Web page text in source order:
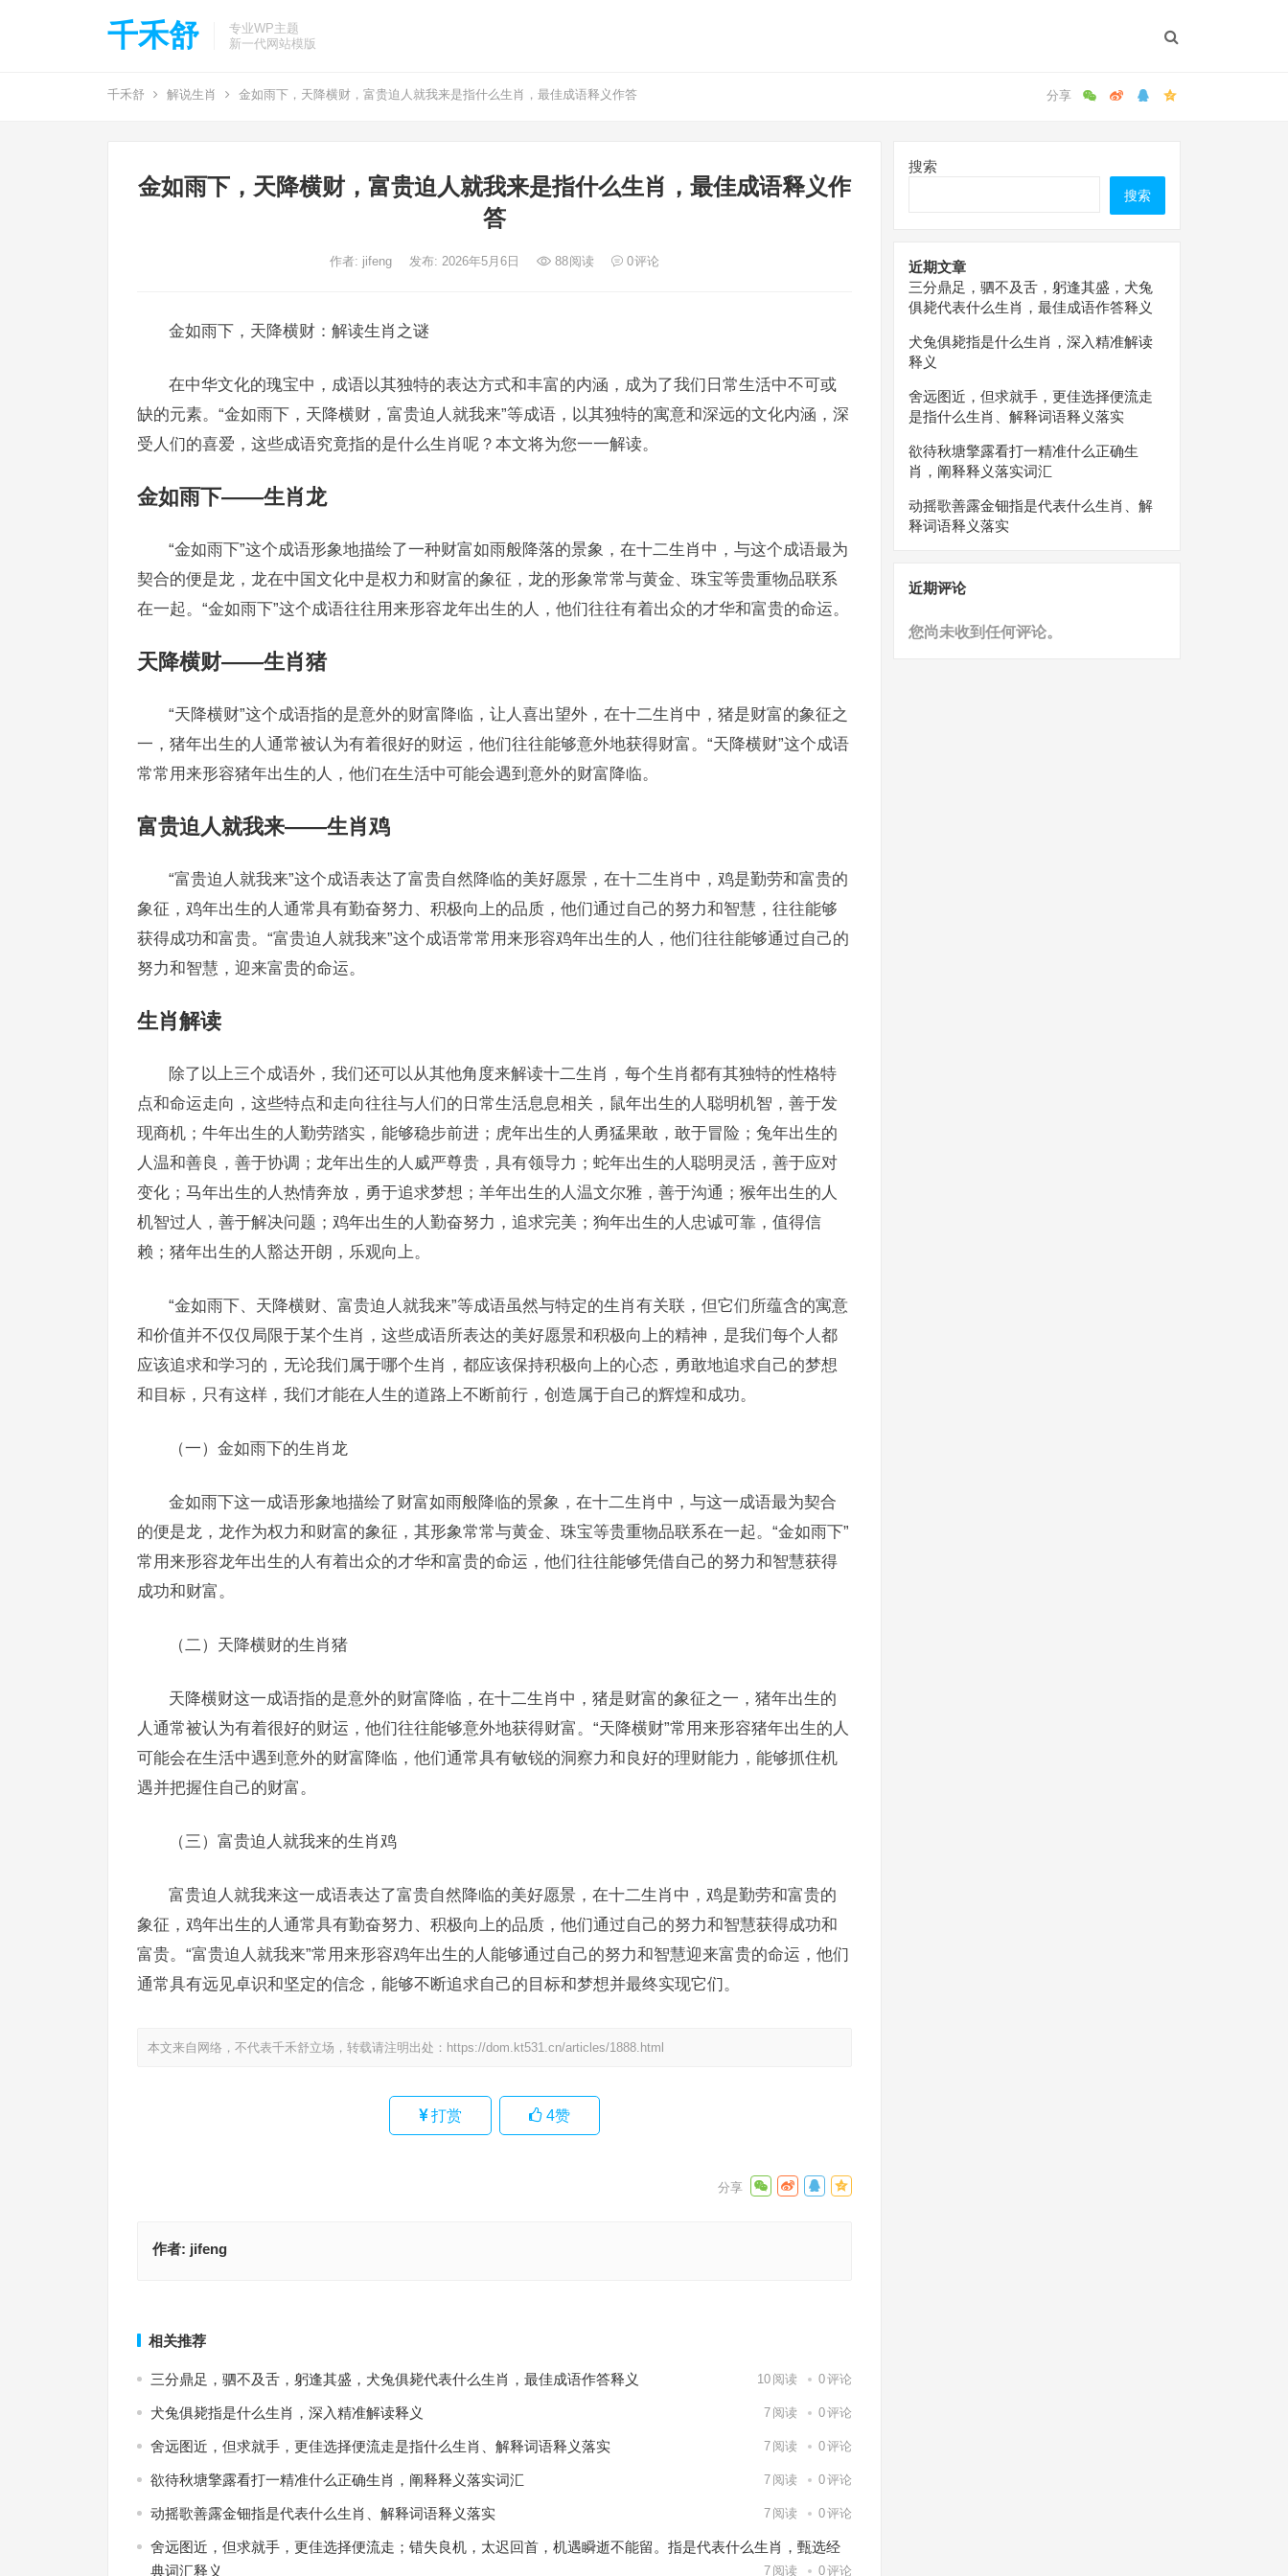
千禾舒
专业WP主题
新一代网站模版
千禾舒 解说生肖 金如雨下，天降横财，富贵迫人就我来是指什么生肖，最佳成语释义作答
金如雨下，天降横财，富贵迫人就我来是指什么生肖，最佳成语释义作
答
作者: jifeng 发布: 2026年5月6日 88阅读 0评论
金如雨下，天降横财：解读生肖之谜
在中华文化的瑰宝中，成语以其独特的表达方式和丰富的内涵，成为了我们日常生活中不可或
缺的元素。“金如雨下，天降横财，富贵迫人就我来”等成语，以其独特的寓意和深远的文化内涵，深
受人们的喜爱，这些成语究竟指的是什么生肖呢？本文将为您一一解读。
金如雨下——生肖龙
“金如雨下”这个成语形象地描绘了一种财富如雨般降落的景象，在十二生肖中，与这个成语最为
契合的便是龙，龙在中国文化中是权力和财富的象征，龙的形象常常与黄金、珠宝等贵重物品联系
在一起。“金如雨下”这个成语往往用来形容龙年出生的人，他们往往有着出众的才华和富贵的命运。
天降横财——生肖猪
“天降横财”这个成语指的是意外的财富降临，让人喜出望外，在十二生肖中，猪是财富的象征之
一，猪年出生的人通常被认为有着很好的财运，他们往往能够意外地获得财富。“天降横财”这个成语
常常用来形容猪年出生的人，他们在生活中可能会遇到意外的财富降临。
富贵迫人就我来——生肖鸡
“富贵迫人就我来”这个成语表达了富贵自然降临的美好愿景，在十二生肖中，鸡是勤劳和富贵的
象征，鸡年出生的人通常具有勤奋努力、积极向上的品质，他们通过自己的努力和智慧，往往能够
获得成功和富贵。“富贵迫人就我来”这个成语常常用来形容鸡年出生的人，他们往往能够通过自己的
努力和智慧，迎来富贵的命运。
生肖解读
除了以上三个成语外，我们还可以从其他角度来解读十二生肖，每个生肖都有其独特的性格特
点和命运走向，这些特点和走向往往与人们的日常生活息息相关，鼠年出生的人聪明机智，善于发
现商机；牛年出生的人勤劳踏实，能够稳步前进；虎年出生的人勇猛果敢，敢于冒险；兔年出生的
人温和善良，善于协调；龙年出生的人威严尊贵，具有领导力；蛇年出生的人聪明灵活，善于应对
变化；马年出生的人热情奔放，勇于追求梦想；羊年出生的人温文尔雅，善于沟通；猴年出生的人
机智过人，善于解决问题；鸡年出生的人勤奋努力，追求完美；狗年出生的人忠诚可靠，值得信
赖；猪年出生的人豁达开朗，乐观向上。
“金如雨下、天降横财、富贵迫人就我来”等成语虽然与特定的生肖有关联，但它们所蕴含的寓意
和价值并不仅仅局限于某个生肖，这些成语所表达的美好愿景和积极向上的精神，是我们每个人都
应该追求和学习的，无论我们属于哪个生肖，都应该保持积极向上的心态，勇敢地追求自己的梦想
和目标，只有这样，我们才能在人生的道路上不断前行，创造属于自己的辉煌和成功。
（一）金如雨下的生肖龙
金如雨下这一成语形象地描绘了财富如雨般降临的景象，在十二生肖中，与这一成语最为契合
的便是龙，龙作为权力和财富的象征，其形象常常与黄金、珠宝等贵重物品联系在一起。“金如雨下”
常用来形容龙年出生的人有着出众的才华和富贵的命运，他们往往能够凭借自己的努力和智慧获得
成功和财富。
（二）天降横财的生肖猪
天降横财这一成语指的是意外的财富降临，在十二生肖中，猪是财富的象征之一，猪年出生的
人通常被认为有着很好的财运，他们往往能够意外地获得财富。“天降横财”常用来形容猪年出生的人
可能会在生活中遇到意外的财富降临，他们通常具有敏锐的洞察力和良好的理财能力，能够抓住机
遇并把握住自己的财富。
（三）富贵迫人就我来的生肖鸡
富贵迫人就我来这一成语表达了富贵自然降临的美好愿景，在十二生肖中，鸡是勤劳和富贵的
象征，鸡年出生的人通常具有勤奋努力、积极向上的品质，他们通过自己的努力和智慧获得成功和
富贵。“富贵迫人就我来”常用来形容鸡年出生的人能够通过自己的努力和智慧迎来富贵的命运，他们
通常具有远见卓识和坚定的信念，能够不断追求自己的目标和梦想并最终实现它们。
本文来自网络，不代表千禾舒立场，转载请注明出处： https://dom.kt531.cn/articles/1888.html
打赏 4赞
作者: jifeng
相关推荐
三分鼎足，驷不及舌，躬逢其盛，犬兔俱毙代表什么生肖，最佳成语作答释义 10 阅读 0评论
犬兔俱毙指是什么生肖，深入精准解读释义 7 阅读 0评论
舍远图近，但求就手，更佳选择便流走是指什么生肖、解释词语释义落实 7 阅读 0评论
欲待秋塘擎露看打一精准什么正确生肖，阐释释义落实词汇 7 阅读 0评论
动摇歌善露金钿指是代表什么生肖、解释词语释义落实 7 阅读 0评论
舍远图近，但求就手，更佳选择便流走；错失良机，太迟回首，机遇瞬逝不能留。指是代表什么生肖，甄选经
典词汇释义
7 阅读 0评论
搜索
搜索
近期文章
三分鼎足，驷不及舌，躬逢其盛，犬兔
俱毙代表什么生肖，最佳成语作答释义
犬兔俱毙指是什么生肖，深入精准解读
释义
舍远图近，但求就手，更佳选择便流走
是指什么生肖、解释词语释义落实
欲待秋塘擎露看打一精准什么正确生
肖，阐释释义落实词汇
动摇歌善露金钿指是代表什么生肖、解
释词语释义落实
近期评论
您尚未收到任何评论。